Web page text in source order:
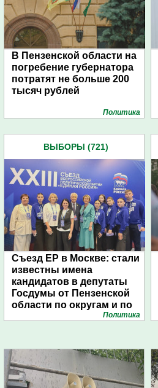
В Пензенской области на
погребение губернатора
потратят не больше 200
тысяч рублей
Политика
ВЫБОРЫ (721)
Съезд ЕР в Москве: стали
известны имена
кандидатов в депутаты
Госдумы от Пензенской
области по округам и по
Политика